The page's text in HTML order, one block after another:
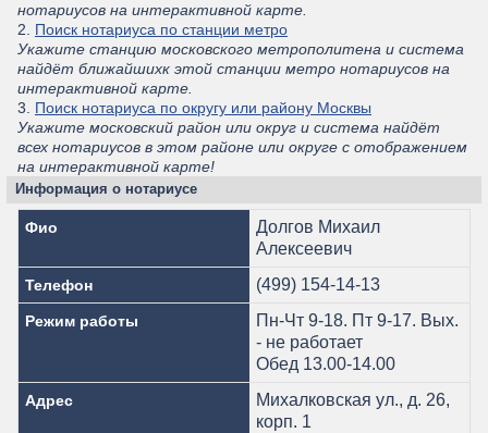
нотариусов на интерактивной карте.
2. Поиск нотариуса по станции метро
Укажите станцию московского метрополитена и система
найдёт ближайшихк этой станции метро нотариусов на
интерактивной карте.
3. Поиск нотариуса по округу или району Москвы
Укажите московский район или округ и система найдёт
всех нотариусов в этом районе или округе с отображением
на интерактивной карте!
Информация о нотариусе
Фио
Долгов Михаил
Алексеевич
Телефон (499) 154-14-13
Режим работы
Пн-Чт 9-18. Пт 9-17. Вых.
- не работает
Обед 13.00-14.00
Адрес
Михалковская ул., д. 26,
корп. 1